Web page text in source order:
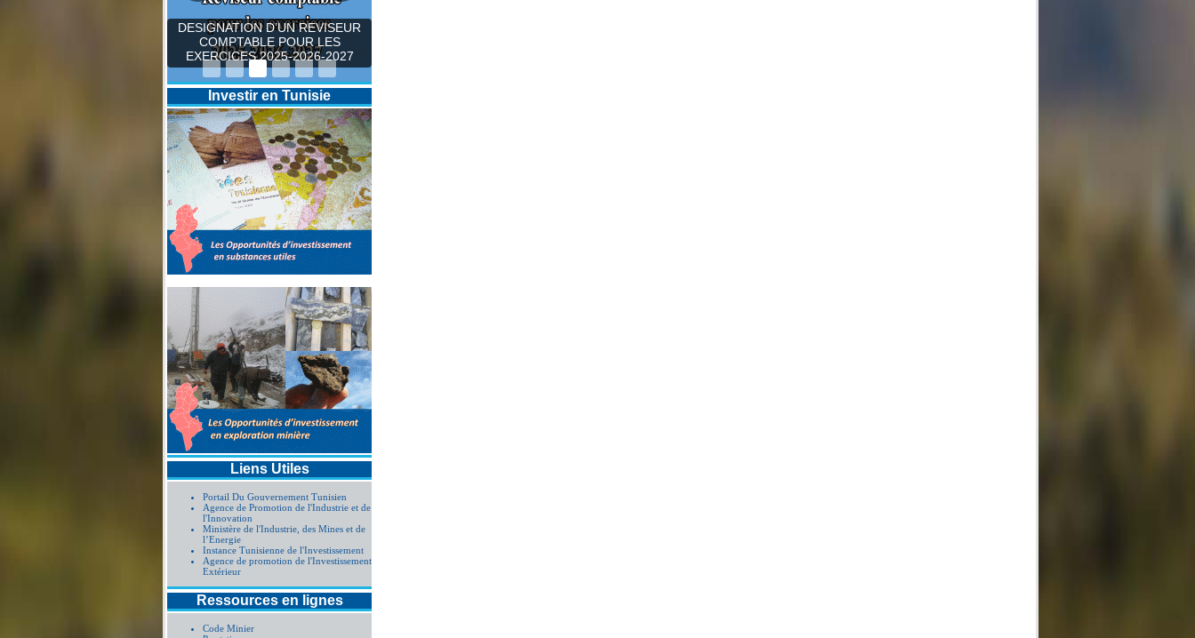
DESIGNATION D’UN REVISEUR
COMPTABLE POUR LES
EXERCICES 2025-2026-2027
Investir en Tunisie
Liens Utiles
Portail Du Gouvernement Tunisien
Agence de Promotion de l'Industrie et de
l'Innovation
Ministère de l'Industrie, des Mines et de
l’Energie
Instance Tunisienne de l'Investissement
Agence de promotion de l'Investissement
Extérieur
Ressources en lignes
Code Minier